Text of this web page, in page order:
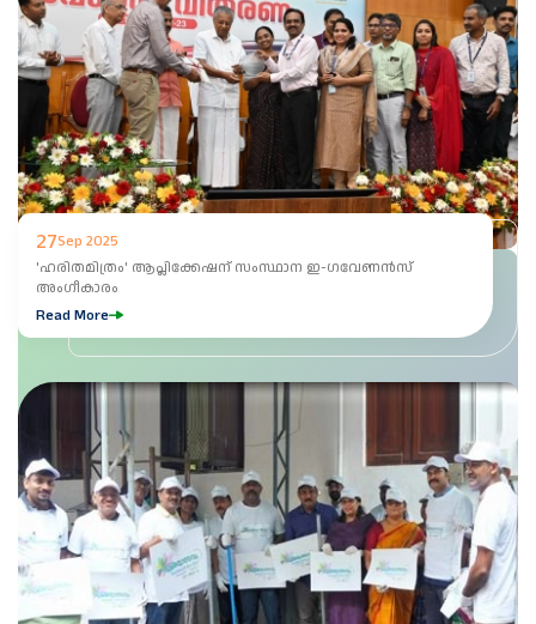
27Sep 2025
'ഹരിതമിത്രം' ആപ്ലിക്കേഷന് സംസ്ഥാന ഇ-ഗവേണൻസ്
അംഗീകാരം
Read More